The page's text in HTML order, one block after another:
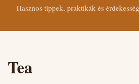
Hasznos tippek, praktikák és
Tea